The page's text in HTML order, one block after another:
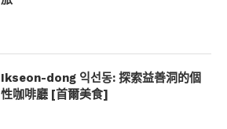
Ikseon-dong 익선동: 探索益善洞的個
性咖啡廳 [首爾美食]